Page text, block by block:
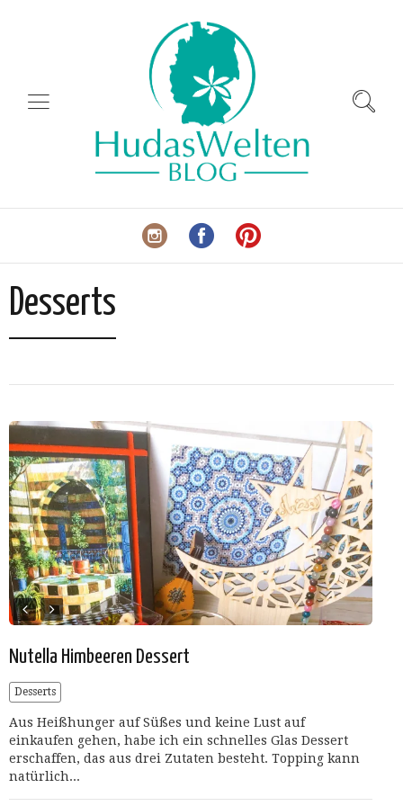
Desserts
Nutella Himbeeren Dessert
Desserts
Aus Heißhunger auf Süßes und keine Lust auf
einkaufen gehen, habe ich ein schnelles Glas Dessert
erschaffen, das aus drei Zutaten besteht. Topping kann
natürlich...